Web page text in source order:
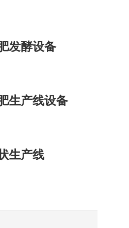
发酵设备
生产线设备
生产线